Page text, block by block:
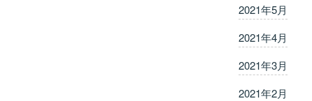
2021年5月
2021年4月
2021年3月
2021年2月